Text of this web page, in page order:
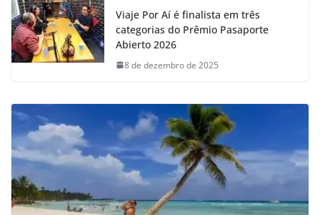
Viaje Por Aí é finalista em três
categorias do Prêmio Pasaporte
Abierto 2026
8 de dezembro de 2025